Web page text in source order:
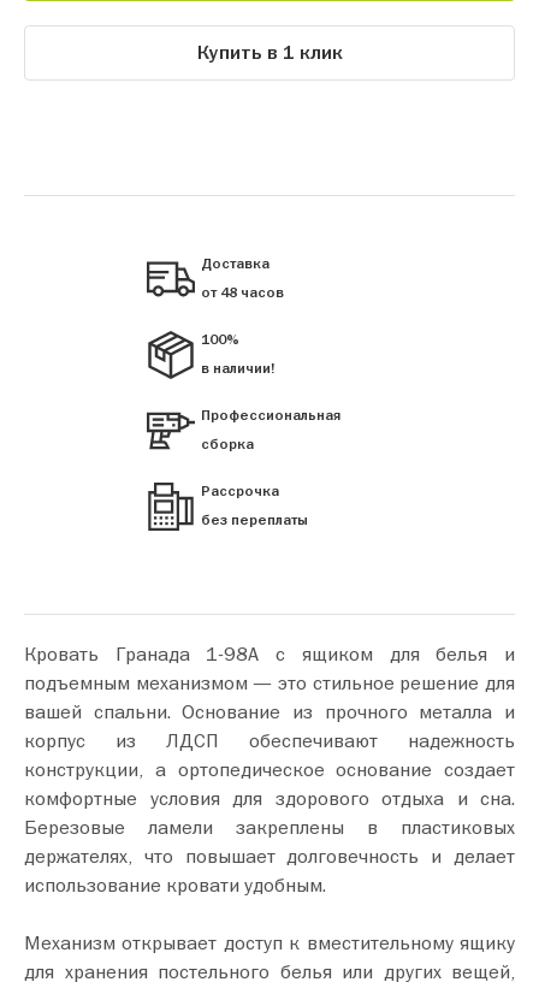
Купить в 1 клик
Доставка
от 48 часов
100%
в наличии!
Профессиональная
сборка
Рассрочка
без переплаты
Кровать Гранада 1-98А с ящиком для белья и
подъемным механизмом — это стильное решение для
вашей спальни. Основание из прочного металла и
корпус из ЛДСП обеспечивают надежность
конструкции, а ортопедическое основание создает
комфортные условия для здорового отдыха и сна.
Березовые ламели закреплены в пластиковых
держателях, что повышает долговечность и делает
использование кровати удобным.
Механизм открывает доступ к вместительному ящику
для хранения постельного белья или других вещей,